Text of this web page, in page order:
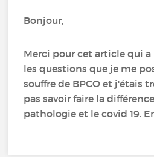
Bonjour,
Merci pour cet article qui
les questions que je me
souffre de BPCO et j'étais
pas savoir faire la
pathologie et le covid 19.